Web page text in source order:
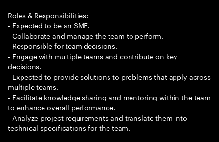
Roles & Responsibilities:
- Expected to be an SME.
- Collaborate and manage the team to perform.
- Responsible for team decisions.
- Engage with multiple teams and contribute on key
decisions.
- Expected to provide solutions to problems that apply across
multiple teams.
- Facilitate knowledge sharing and mentoring within the team
to enhance overall performance.
- Analyze project requirements and translate them into
technical specifications for the team.